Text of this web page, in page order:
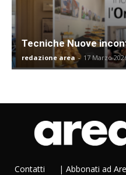
Tecniche Nuove
redazione area - 17 Marzo
Contatti | Abbonati ad